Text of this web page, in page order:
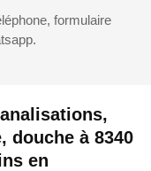
douche à 8340
en
formulaire